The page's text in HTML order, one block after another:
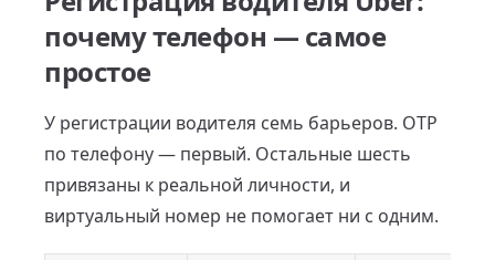
почему телефон — самое
простое
У регистрации водителя семь барьеров. OTP
по телефону — первый. Остальные шесть
привязаны к реальной личности, и
виртуальный номер не помогает ни с одним.